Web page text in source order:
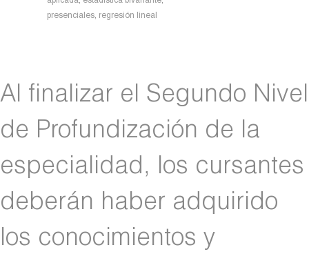
presenciales, regresión lineal
Al finalizar el Segundo Nivel
de Profundización de la
especialidad, los cursantes
deberán haber adquirido
los conocimientos y